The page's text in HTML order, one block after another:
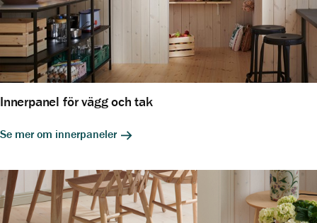
Innerpanel för vägg och tak
Se mer om innerpaneler